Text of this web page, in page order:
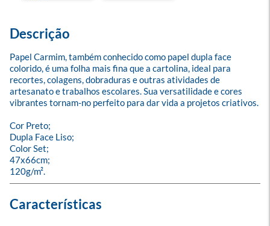
Descrição
Papel Carmim, também conhecido como papel dupla face
colorido, é uma folha mais fina que a cartolina, ideal para
recortes, colagens, dobraduras e outras atividades de
artesanato e trabalhos escolares. Sua versatilidade e cores
vibrantes tornam-no perfeito para dar vida a projetos criativos.
Cor Preto;
Dupla Face Liso;
Color Set;
47x66cm;
120g/m².